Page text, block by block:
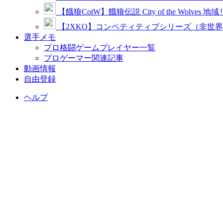
【餓狼CotW】餓狼伝説 City of the Wolves 地域
【2XKO】コンペティティブシリーズ（非世界
選手メモ
プロ格闘ゲームプレイヤー一覧
プロゲーマー関連記事
動画情報
自由登録
ヘルプ